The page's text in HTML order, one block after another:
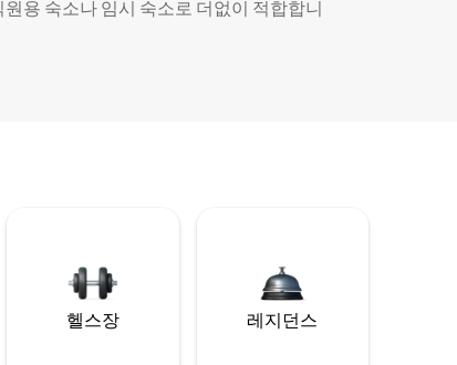
원용 숙소나 임시 숙소로 더없이 적합합니
헬스장 레지던스